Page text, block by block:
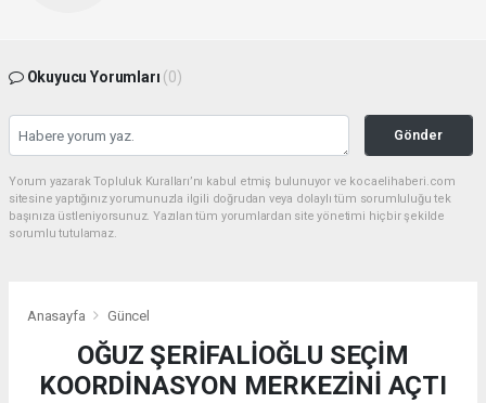
Okuyucu Yorumları (0)
Gönder
Yorum yazarak Topluluk Kuralları’nı kabul etmiş bulunuyor ve kocaelihaberi.com
sitesine yaptığınız yorumunuzla ilgili doğrudan veya dolaylı tüm sorumluluğu tek
başınıza üstleniyorsunuz. Yazılan tüm yorumlardan site yönetimi hiçbir şekilde
sorumlu tutulamaz.
Anasayfa Güncel
OĞUZ ŞERİFALİOĞLU SEÇİM
KOORDİNASYON MERKEZİNİ AÇTI